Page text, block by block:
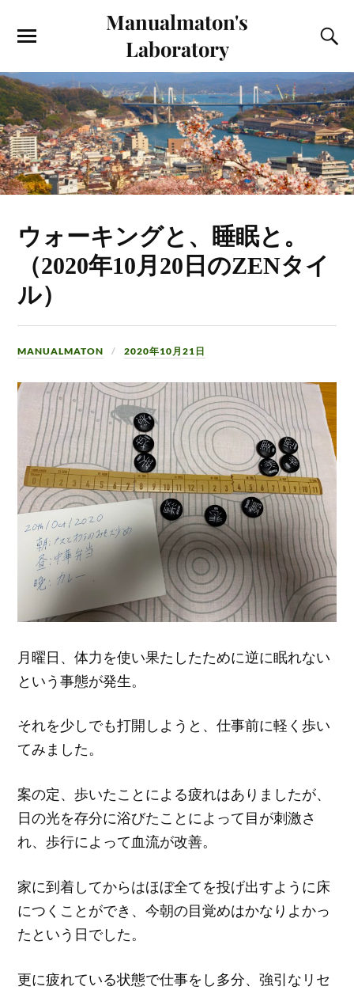
Manualmaton's
Laboratory
ウォーキングと、睡眠と。
（2020年10月20日のZENタイ
ル）
MANUALMATON 2020年10月21日
月曜日、体力を使い果たしたために逆に眠れない
という事態が発生。
それを少しでも打開しようと、仕事前に軽く歩い
てみました。
案の定、歩いたことによる疲れはありましたが、
日の光を存分に浴びたことによって目が刺激さ
れ、歩行によって血流が改善。
家に到着してからはほぼ全てを投げ出すように床
につくことができ、今朝の目覚めはかなりよかっ
たという日でした。
更に疲れている状態で仕事をし多分、強引なリセ